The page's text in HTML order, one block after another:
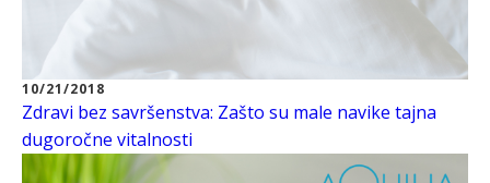
10/21/2018
Zdravi bez savršenstva: Zašto su male navike tajna
dugoročne vitalnosti